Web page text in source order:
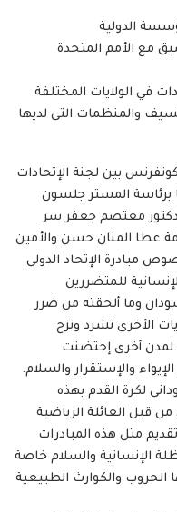
الدولية
مع الأمم المتحدة
في الولايات المختلفة
والمنظمات التى لديها
بين لجنة الإتحادات
برئاسة المستر جلسون
الدكتور معتصم جعفر سر
عطا المنان حسن والأمين
مبادرة الإتحاد الدولى
للمتضررين
وما ألحقته من ضرر
الأخرى تشرد ونزح
لمدن أخرى إحتضنت
والإستقرار والسلام.
لكرة القدم بهذه
قبل العائلة الرياضية
مثل هذه المبادرات
الإنسانية والسلام خاصة
والكوارث الطبيعية